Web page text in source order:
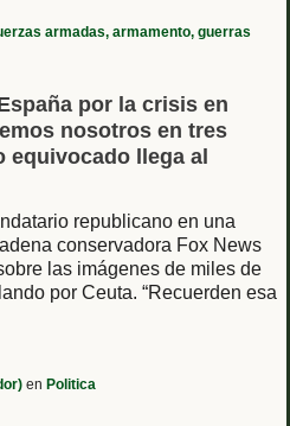
armadas, armamento, guerras
por la crisis en
nosotros en tres
equivocado llega al
republicano en una
conservadora Fox News
las imágenes de miles de
por Ceuta. “Recuerden esa
en Politica